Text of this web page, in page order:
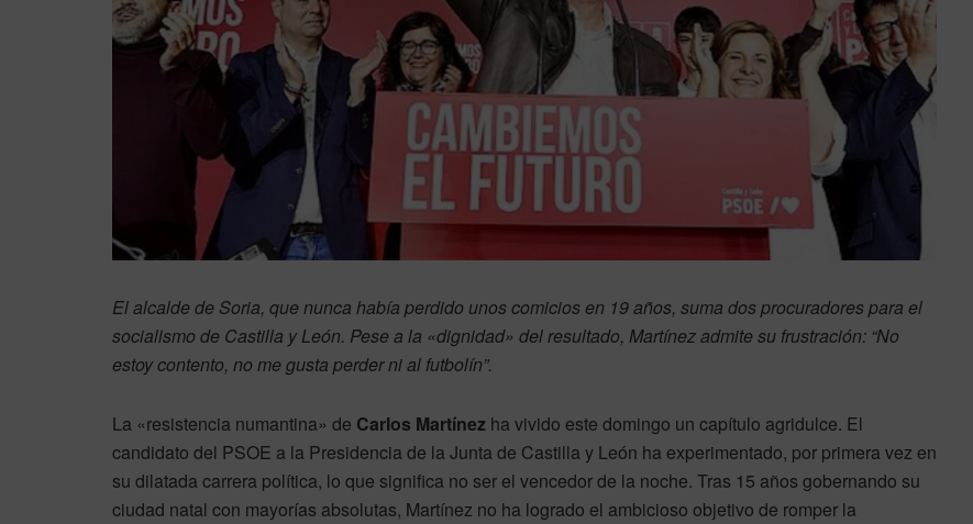
El alcalde de Soria, que nunca había perdido unos comicios en 19 años, suma dos procuradores para el
socialismo de Castilla y León. Pese a la «dignidad» del resultado, Martínez admite su frustración: “No
estoy contento, no me gusta perder ni al futbolín”.
La «resistencia numantina» de Carlos Martínez ha vivido este domingo un capítulo agridulce. El
candidato del PSOE a la Presidencia de la Junta de Castilla y León ha experimentado, por primera vez en
su dilatada carrera política, lo que significa no ser el vencedor de la noche. Tras 15 años gobernando su
ciudad natal con mayorías absolutas, Martínez no ha logrado el ambicioso objetivo de romper la